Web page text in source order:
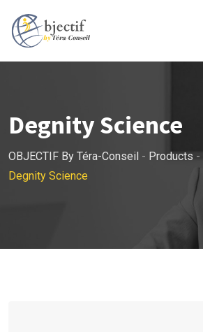
content
Degnity Science
OBJECTIF By Téra-Conseil - Products -
Degnity Science